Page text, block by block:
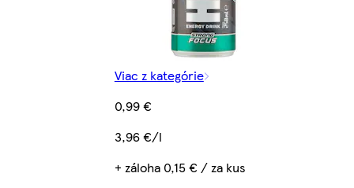
Viac z kategórie
0,99 €
3,96 €/l
+ záloha 0,15 € / za kus